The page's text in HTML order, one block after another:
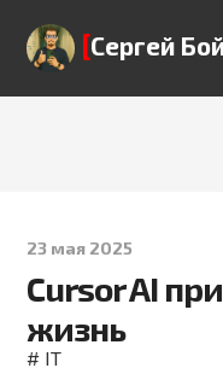
[Сергей
23 мая 2025
Cursor AI
жизнь
# IT